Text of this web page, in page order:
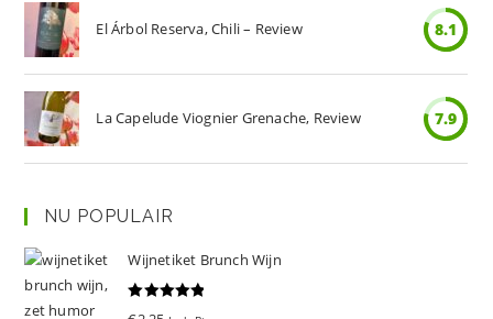
El Árbol Reserva, Chili – Review 8.1
La Capelude Viognier Grenache, Review 7.9
NU POPULAIR
Wijnetiket Brunch Wijn